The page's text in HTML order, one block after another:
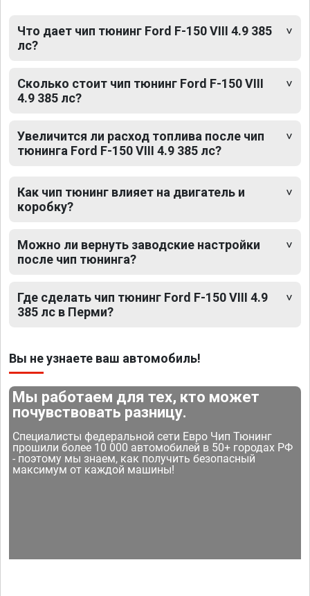
Что дает чип тюнинг Ford F-150 VIII 4.9 385
лс?
Сколько стоит чип тюнинг Ford F-150 VIII
4.9 385 лс?
Увеличится ли расход топлива после чип
тюнинга Ford F-150 VIII 4.9 385 лс?
Как чип тюнинг влияет на двигатель и
коробку?
Можно ли вернуть заводские настройки
после чип тюнинга?
Где сделать чип тюнинг Ford F-150 VIII 4.9
385 лс в Перми?
Вы не узнаете ваш автомобиль!
Мы работаем для тех, кто может
почувствовать разницу.
Специалисты федеральной сети Евро Чип Тюнинг
прошили более 10 000 автомобилей в 50+ городах РФ
- поэтому мы знаем, как получить безопасный
максимум от каждой машины!